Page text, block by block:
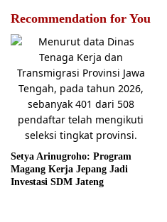
Recommendation for You
Setya Arinugroho: Program
Magang Kerja Jepang Jadi
Investasi SDM Jateng